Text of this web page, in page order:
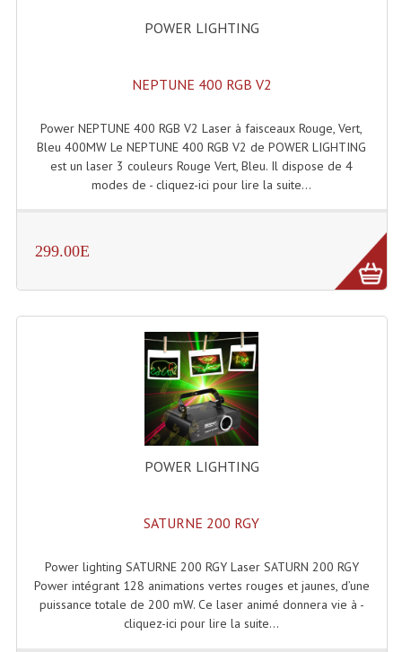
Projecteurs Théatre: Plan Convexe Fresnel
Scanners
Stroboscopes
Câbles Module, Cables Audio
Câble Multi-Paires Audio
Câbles Enceintes
Connectiques, Prises Etc...
Divers Bricolage
Haut-Parleurs Origine Sav
Membrannes De Haut Parleurs
POWER LIGHTING
NEPTUNE 400 RGB V2
Power NEPTUNE 400 RGB V2 Laser à faisceaux Rouge, Vert,
Bleu 400MW Le NEPTUNE 400 RGB V2 de POWER LIGHTING
est un laser 3 couleurs Rouge Vert, Bleu. Il dispose de 4
modes de - cliquez-ici pour lire la suite...
299.00E
POWER LIGHTING
SATURNE 200 RGY
Power lighting SATURNE 200 RGY Laser SATURN 200 RGY
Power intégrant 128 animations vertes rouges et jaunes, d’une
puissance totale de 200 mW. Ce laser animé donnera vie à -
cliquez-ici pour lire la suite...